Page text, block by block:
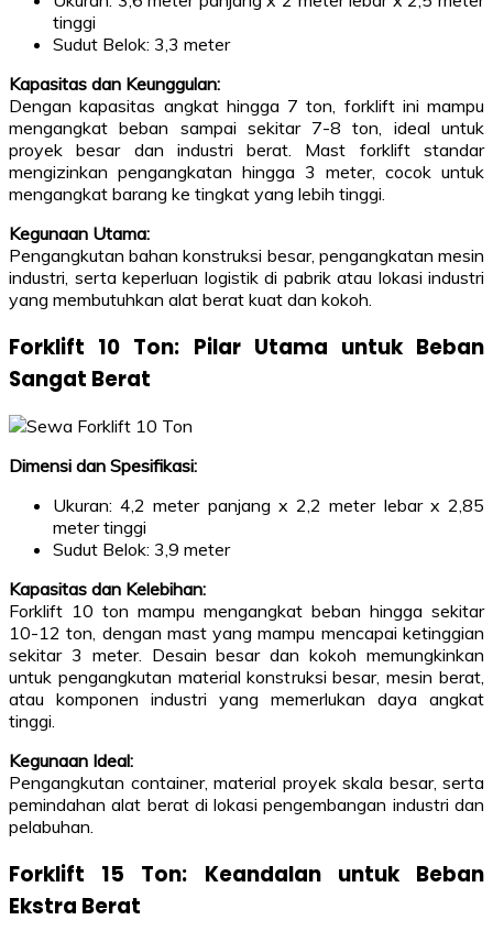
tinggi
Sudut Belok: 3,3 meter
Kapasitas dan Keunggulan:
Dengan kapasitas angkat hingga 7 ton, forklift ini mampu
mengangkat beban sampai sekitar 7-8 ton, ideal untuk
proyek besar dan industri berat. Mast forklift standar
mengizinkan pengangkatan hingga 3 meter, cocok untuk
mengangkat barang ke tingkat yang lebih tinggi.
Kegunaan Utama:
Pengangkutan bahan konstruksi besar, pengangkatan mesin
industri, serta keperluan logistik di pabrik atau lokasi industri
yang membutuhkan alat berat kuat dan kokoh.
Forklift 10 Ton: Pilar Utama untuk Beban
Sangat Berat
Dimensi dan Spesifikasi:
Ukuran: 4,2 meter panjang x 2,2 meter lebar x 2,85
meter tinggi
Sudut Belok: 3,9 meter
Kapasitas dan Kelebihan:
Forklift 10 ton mampu mengangkat beban hingga sekitar
10-12 ton, dengan mast yang mampu mencapai ketinggian
sekitar 3 meter. Desain besar dan kokoh memungkinkan
untuk pengangkutan material konstruksi besar, mesin berat,
atau komponen industri yang memerlukan daya angkat
tinggi.
Kegunaan Ideal:
Pengangkutan container, material proyek skala besar, serta
pemindahan alat berat di lokasi pengembangan industri dan
pelabuhan.
Forklift 15 Ton: Keandalan untuk Beban
Ekstra Berat